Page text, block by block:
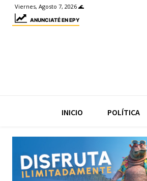
Viernes, Agosto 7, 2026 🌊
ANUNCIATÉ EN EPY
INICIO POLÍTICA